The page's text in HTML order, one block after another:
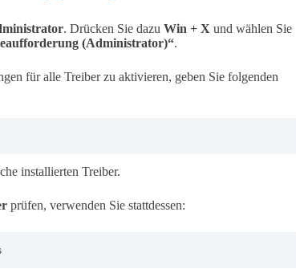
. Drücken Sie dazu Win + X und wählen Sie
(Administrator)“.
für alle Treiber zu aktivieren, geben Sie folgenden
installierten Treiber.
prüfen, verwenden Sie stattdessen: